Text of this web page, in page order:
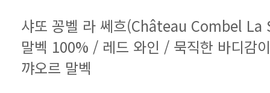
샤또 꽁벨 라 쎄흐(Château Combel La
꺄오르 말벡